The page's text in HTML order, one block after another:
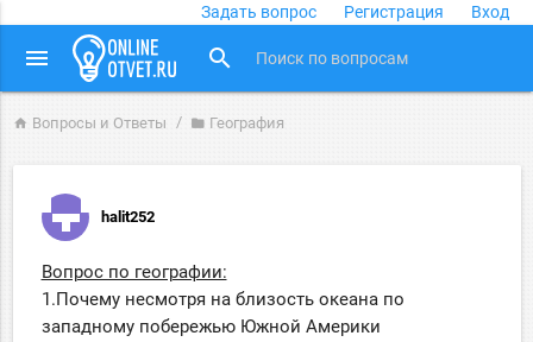
Задать вопрос Регистрация Вход
menu search
home Вопросы и Ответы folder География
halit252
Вопрос по географии:
1.Почему несмотря на близость океана по
западному побережью Южной Америки